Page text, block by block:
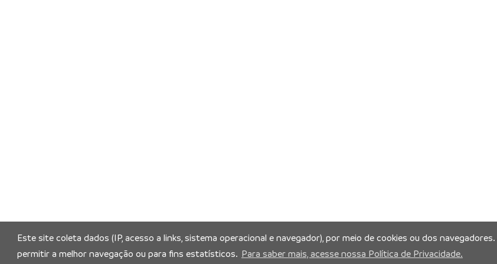
Este site coleta dados (IP, acesso a links, sistema operacional e navegador), por meio de cookies ou dos
permitir a melhor navegação ou para fins estatísticos. Para saber mais, acesse nossa Política de Privacidade.